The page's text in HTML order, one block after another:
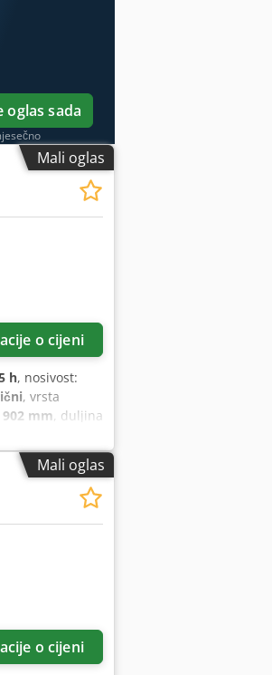
oglas sada
Mali oglas
o cijeni
h, nosivost:
, vrsta
902 mm, duljina
Mali oglas
o cijeni